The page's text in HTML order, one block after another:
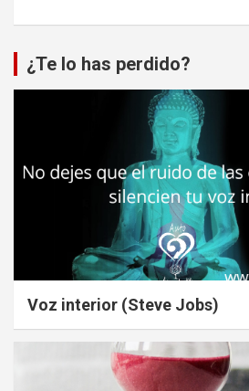
¿Te lo has perdido?
Voz interior (Steve Jobs)